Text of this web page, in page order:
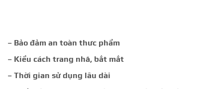
– Bảo đảm an toàn thưc phẩm
– Kiểu cách trang nhã, bắt mắt
– Thời gian sử dụng lâu dài